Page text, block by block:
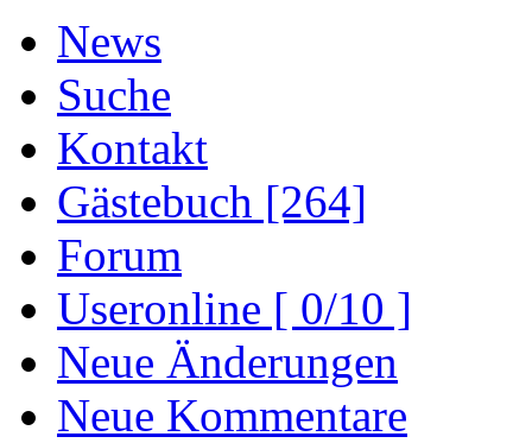
News
Suche
Kontakt
Gästebuch [264]
Forum
Useronline [ 0/10 ]
Neue Änderungen
Neue Kommentare